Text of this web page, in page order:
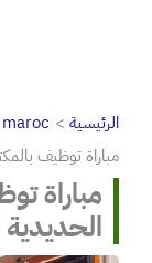
الرئيسية
مباراة توظيف
مباراة
الحديدية 2025